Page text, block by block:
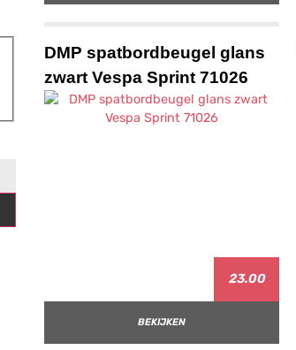
DMP spatbordbeugel glans
zwart Vespa Sprint 71026
23.00
BEKIJKEN